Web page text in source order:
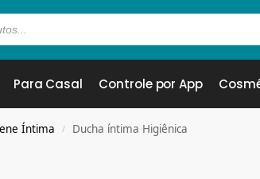
Para Casal Controle por App
Íntima / Ducha íntima Higiênica